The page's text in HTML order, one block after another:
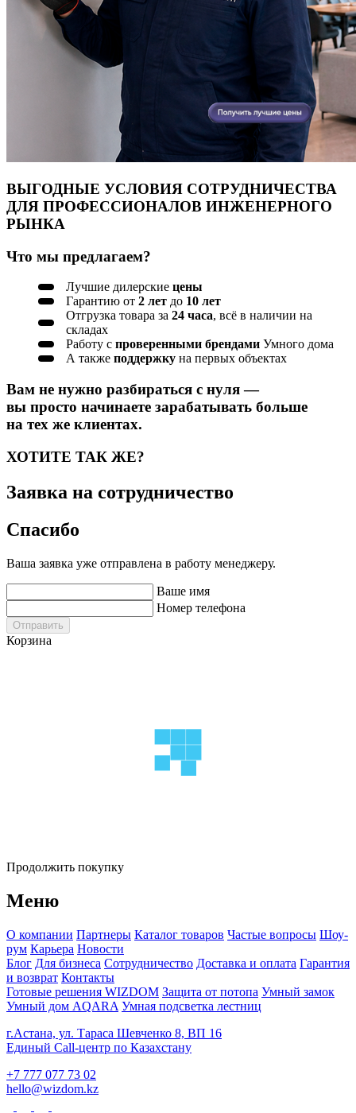
ВЫГОДНЫЕ УСЛОВИЯ СОТРУДНИЧЕСТВА
ДЛЯ ПРОФЕССИОНАЛОВ ИНЖЕНЕРНОГО
РЫНКА
Что мы предлагаем?
Лучшие дилерские цены
Гарантию от 2 лет до 10 лет
Отгрузка товара за 24 часа, всё в наличии на
складах
Работу с проверенными брендами Умного дома
А также поддержку на первых объектах
Вам не нужно разбираться с нуля —
вы просто начинаете зарабатывать больше
на тех же клиентах.
ХОТИТЕ ТАК ЖЕ?
Заявка на сотрудничество
Спасибо
Ваша заявка уже отправлена в работу менеджеру.
Ваше имя
Номер телефона
Отправить
Корзина
Продолжить покупку
Меню
О компании Партнеры Каталог товаров Частые вопросы Шоу-
рум Карьера Новости
Блог Для бизнеса Сотрудничество Доставка и оплата Гарантия
и возврат Контакты
Готовые решения WIZDOM Защита от потопа Умный замок
Умный дом AQARA Умная подсветка лестниц
г.Астана, ул. Тараса Шевченко 8, ВП 16
Единый Call-центр по Казахстану
+7 777 077 73 02
hello@wizdom.kz